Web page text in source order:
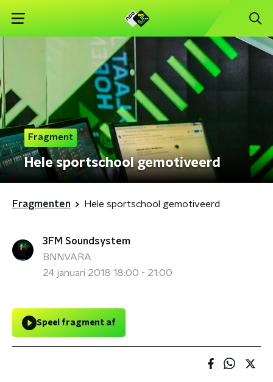
Fragment
Hele sportschool gemotiveerd
Fragmenten Hele sportschool gemotiveerd
3FM Soundsystem
BNNVARA
24 januari 2018 18:00 - 21:00
Speel fragment af